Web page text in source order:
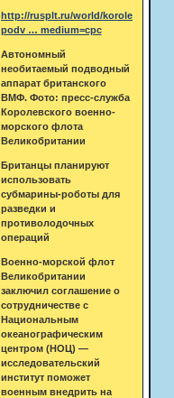
http://rusplt.ru/world/korolevskie-
podv … medium=cpc
Автономный
необитаемый подводный
аппарат британского
ВМФ. Фото: пресс-служба
Королевского военно-
морского флота
Великобритании
Британцы планируют
использовать
субмарины-роботы для
разведки и
противолодочных
операций
Военно-морской флот
Великобритании
заключил соглашение о
сотрудничестве с
Национальным
океанографическим
центром (НОЦ) —
исследовательский
институт поможет
военным внедрить на